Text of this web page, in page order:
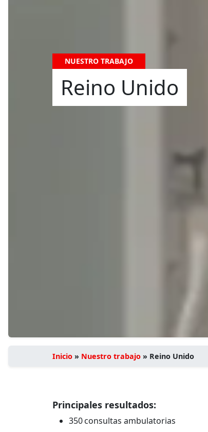
NUESTRO TRABAJO
Reino Unido
Inicio » Nuestro trabajo » Reino Unido
Principales resultados:
350 consultas ambulatorias